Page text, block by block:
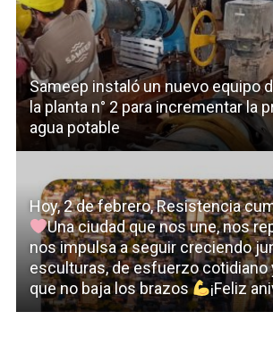
Sameep instaló un nuevo equipo
la planta n° 2 para incrementar la
agua potable
Hoy, 2 de febrero, Resistencia
Una ciudad que nos une, nos
nos impulsa a seguir creciendo
esculturas, de esfuerzo cotidiano
que no baja los brazos
¡Feliz